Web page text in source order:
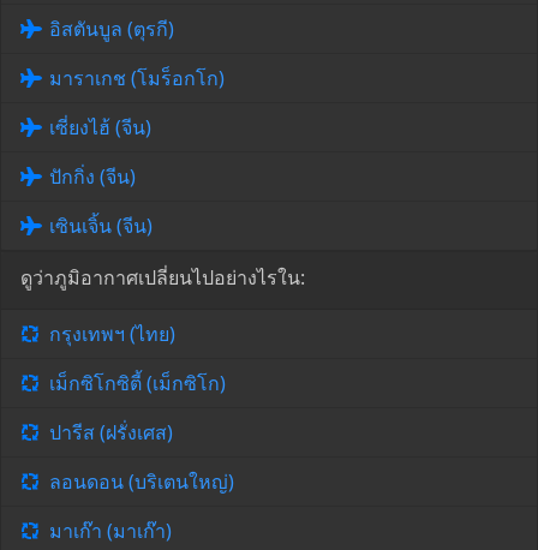
อิสตันบูล (ตุรกี)
มาราเกช (โมร็อกโก)
เซี่ยงไฮ้ (จีน)
ปักกิ่ง (จีน)
เซินเจิ้น (จีน)
ดูว่าภูมิอากาศเปลี่ยนไปอย่างไรใน:
กรุงเทพฯ (ไทย)
เม็กซิโกซิตี้ (เม็กซิโก)
ปารีส (ฝรั่งเศส)
ลอนดอน (บริเตนใหญ่)
มาเก๊า (มาเก๊า)